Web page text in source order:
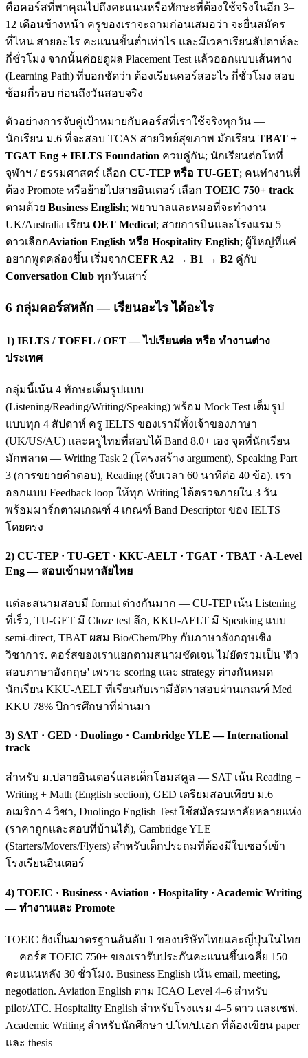
คือคอร์สที่พาคุณไปถึงคะแนนหรือทักษะที่ต้องใช้จริงในอีก 3–
12 เดือนข้างหน้า ครูของเราจะถามก่อนเสมอว่า จะยื่นสมัคร
ที่ไหน สายอะไร คะแนนขั้นต่ำเท่าไร และมีเวลาเรียนสัปดาห์ละ
กี่ชั่วโมง จากนั้นค่อยดูผล Placement Test แล้วออกแบบเส้นทาง
(Learning Path) ที่บอกชัดว่า ต้องเรียนคอร์สอะไร กี่ชั่วโมง สอบ
ซ้อมกี่รอบ ก่อนถึงวันสอบจริง
ตัวอย่างการจับคู่เป้าหมายกับคอร์สที่เราใช้จริงทุกวัน —
นักเรียน ม.6 ที่จะสอบ TCAS สายวิทย์สุขภาพ มักเรียน TBAT +
TGAT Eng + IELTS Foundation ควบคู่กัน; นักเรียนต่อโทที่
จุฬาฯ / ธรรมศาสตร์ เลือก CU-TEP หรือ TU-GET; คนทำงานที่
ต้อง Promote หรือย้ายไปสายอินเตอร์ เลือก TOEIC 750+ track
ตามด้วย Business English; พยาบาลและหมอที่จะทำงาน
UK/Australia เรียน OET Medical; สายการบินและโรงแรม 5
ดาวเลือกAviation English หรือ Hospitality English; ผู้ใหญ่ที่แค่
อยากพูดคล่องขึ้น เริ่มจากCEFR A2 → B1 → B2 คู่กับ
Conversation Club ทุกวันเสาร์
6 กลุ่มคอร์สหลัก — เรียนอะไร ได้อะไร
1) IELTS / TOEFL / OET — ไปเรียนต่อ หรือ ทำงานต่าง
ประเทศ
กลุ่มนี้เน้น 4 ทักษะเต็มรูปแบบ
(Listening/Reading/Writing/Speaking) พร้อม Mock Test เต็มรูป
แบบทุก 4 สัปดาห์ ครู IELTS ของเรามีทั้งเจ้าของภาษา
(UK/US/AU) และครูไทยที่สอบได้ Band 8.0+ เอง จุดที่นักเรียน
มักพลาด — Writing Task 2 (โครงสร้าง argument), Speaking Part
3 (การขยายคำตอบ), Reading (จับเวลา 60 นาทีต่อ 40 ข้อ). เรา
ออกแบบ Feedback loop ให้ทุก Writing ได้ตรวจภายใน 3 วัน
พร้อมมาร์กตามเกณฑ์ 4 เกณฑ์ Band Descriptor ของ IELTS
โดยตรง
2) CU-TEP · TU-GET · KKU-AELT · TGAT · TBAT · A-Level
Eng — สอบเข้ามหาลัยไทย
แต่ละสนามสอบมี format ต่างกันมาก — CU-TEP เน้น Listening
ที่เร็ว, TU-GET มี Cloze test ลึก, KKU-AELT มี Speaking แบบ
semi-direct, TBAT ผสม Bio/Chem/Phy กับภาษาอังกฤษเชิง
วิชาการ. คอร์สของเราแยกตามสนามชัดเจน ไม่ยัดรวมเป็น 'ติว
สอบภาษาอังกฤษ' เพราะ scoring และ strategy ต่างกันหมด
นักเรียน KKU-AELT ที่เรียนกับเรามีอัตราสอบผ่านเกณฑ์ Med
KKU 78% ปีการศึกษาที่ผ่านมา
3) SAT · GED · Duolingo · Cambridge YLE — International
track
สำหรับ ม.ปลายอินเตอร์และเด็กโฮมสคูล — SAT เน้น Reading +
Writing + Math (English section), GED เตรียมสอบเทียบ ม.6
อเมริกา 4 วิชา, Duolingo English Test ใช้สมัครมหาลัยหลายแห่ง
(ราคาถูกและสอบที่บ้านได้), Cambridge YLE
(Starters/Movers/Flyers) สำหรับเด็กประถมที่ต้องมีใบเซอร์เข้า
โรงเรียนอินเตอร์
4) TOEIC · Business · Aviation · Hospitality · Academic Writing
— ทำงานและ Promote
TOEIC ยังเป็นมาตรฐานอันดับ 1 ของบริษัทไทยและญี่ปุ่นในไทย
— คอร์ส TOEIC 750+ ของเรารับประกันคะแนนขึ้นเฉลี่ย 150
คะแนนหลัง 30 ชั่วโมง. Business English เน้น email, meeting,
negotiation. Aviation English ตาม ICAO Level 4–6 สำหรับ
pilot/ATC. Hospitality English สำหรับโรงแรม 4–5 ดาว และเชฟ.
Academic Writing สำหรับนักศึกษา ป.โท/ป.เอก ที่ต้องเขียน paper
และ thesis